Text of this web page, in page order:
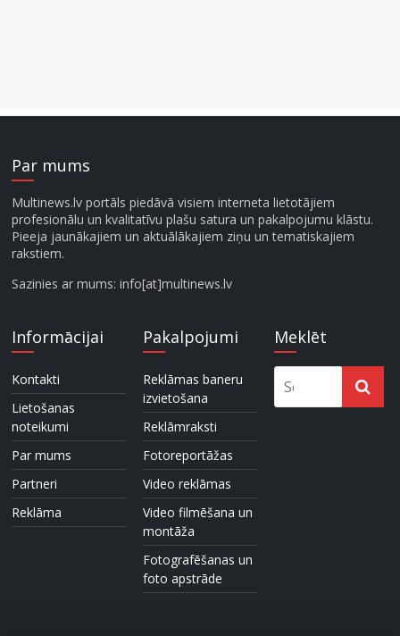
Par mums
Multinews.lv portāls piedāvā visiem interneta lietotājiem
profesionālu un kvalitatīvu plašu satura un pakalpojumu klāstu.
Pieeja jaunākajiem un aktuālākajiem ziņu un tematiskajiem
rakstiem.
Sazinies ar mums: info[at]multinews.lv
Informācijai
Kontakti
Lietošanas
noteikumi
Par mums
Partneri
Reklāma
Pakalpojumi
Reklāmas baneru
izvietošana
Reklāmraksti
Fotoreportāžas
Video reklāmas
Video filmēšana un
montāža
Fotografēšanas un
foto apstrāde
Meklēt